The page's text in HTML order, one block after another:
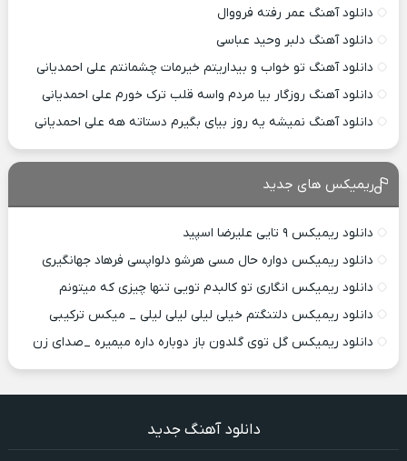
دانلود آهنگ عمر رفته فرووال
دانلود آهنگ دلبر وحید عباسی
دانلود آهنگ تو خواب و بیداریتم خیرمات چشمانتم علی احمدیانی
دانلود آهنگ روزگار بیا مردم واسه قلب ترک خورم علی احمدیانی
دانلود آهنگ نمیشه یه روز بیای بگیرم دستاته هه علی احمدیانی
ریمیکس های جدید
دانلود ریمیکس ۹ تایی علیرضا اسپید
دانلود ریمیکس دواره حال مسی هرشو دلواپسی فرهاد جهانگیری
دانلود ریمیکس انگاری تو کالبدم تویی تنها چیزی که میتونم
دانلود ریمیکس دلتنگتم خیلی لیلی لیلی لیلی _ میکس ترکیبی
دانلود ریمیکس گل توی گلدون باز دوباره داره میمیره _صدای زن
دانلود آهنگ جدید